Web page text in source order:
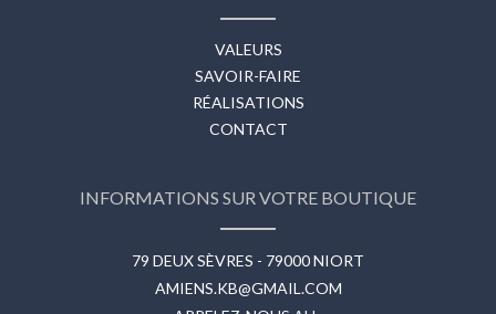
VALEURS
SAVOIR-FAIRE
RÉALISATIONS
CONTACT
INFORMATIONS SUR VOTRE BOUTIQUE
79 DEUX SÈVRES - 79000 NIORT
AMIENS.KB@GMAIL.COM